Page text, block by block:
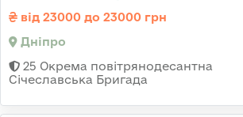
від 23000 до 23000 грн
Дніпро
25 Окрема повітрянодесантна
Січеславська Бригада